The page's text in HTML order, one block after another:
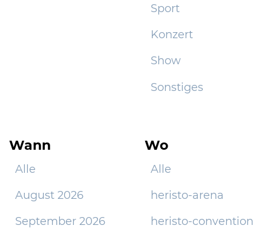
Sport
Konzert
Show
Sonstiges
Wann
Alle
August 2026
September 2026
Wo
Alle
heristo-arena
heristo-convention